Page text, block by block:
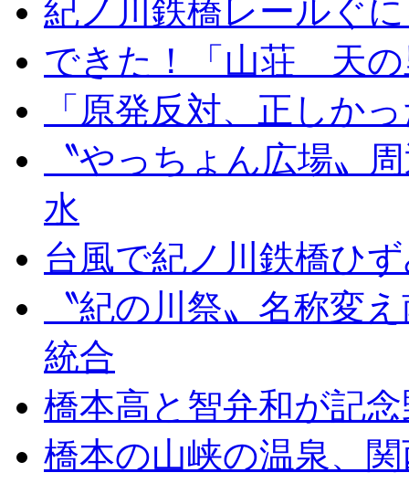
紀ノ川鉄橋レールぐ
できた！「山荘 天の
「原発反対、正しか
〝やっちょん広場〟
水
台風で紀ノ川鉄橋ひ
〝紀の川祭〟名称変
統合
橋本高と智弁和が記
橋本の山峡の温泉、